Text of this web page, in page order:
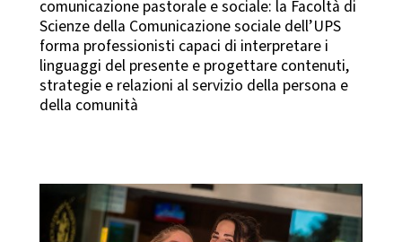
comunicazione pastorale e sociale: la Facoltà di
Scienze della Comunicazione sociale dell’UPS
forma professionisti capaci di interpretare i
linguaggi del presente e progettare contenuti,
strategie e relazioni al servizio della persona e
della comunità